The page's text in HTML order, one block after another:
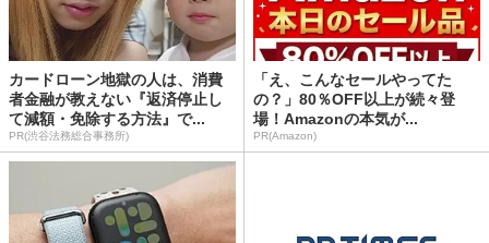
カードローン地獄の人は、消費
者金融が教えない『返済停止し
て減額・免除する方法』で...
PR(渋谷法務総合事務所)
「え、こんなセールやってた
の？」80％OFF以上が続々登
場！Amazonの本気が...
PR(Amazon)